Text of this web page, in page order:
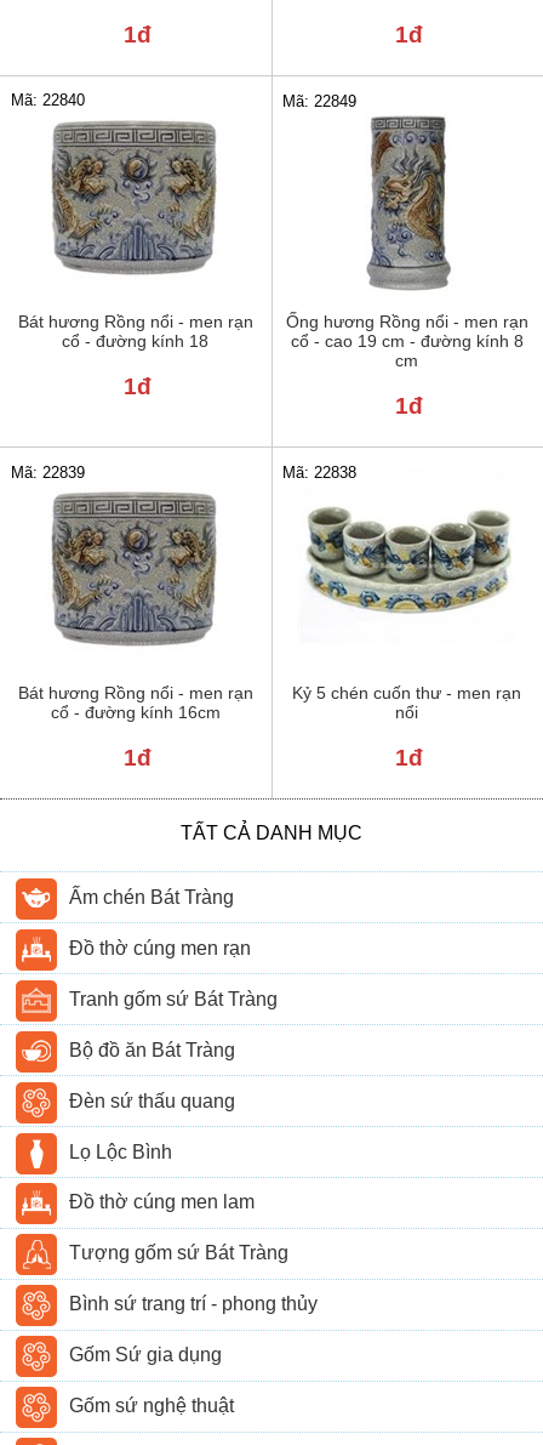
1đ 1đ
Bát hương Rồng nổi - men rạn
cổ - đường kính 18
Mã: 22840
1đ
Ống hương Rồng nổi - men rạn
cổ - cao 19 cm - đường kính 8
cm
Mã: 22849
1đ
Bát hương Rồng nổi - men rạn
cổ - đường kính 16cm
Mã: 22839
1đ
Kỷ 5 chén cuốn thư - men rạn
nổi
Mã: 22838
1đ
TẤT CẢ DANH MỤC
Ấm chén Bát Tràng
Đồ thờ cúng men rạn
Tranh gốm sứ Bát Tràng
Bộ đồ ăn Bát Tràng
Đèn sứ thấu quang
Lọ Lộc Bình
Đồ thờ cúng men lam
Tượng gốm sứ Bát Tràng
Bình sứ trang trí - phong thủy
Gốm Sứ gia dụng
Gốm sứ nghệ thuật